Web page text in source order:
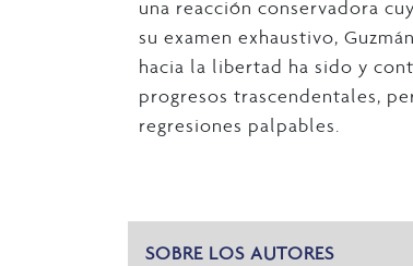
una reacción conservadora
su examen exhaustivo,
hacia la libertad ha sido y
progresos trascendentales,
regresiones palpables.
SOBRE LOS AUTORES